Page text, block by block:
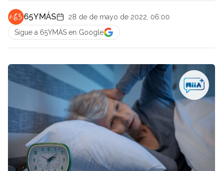
65YMÁS
28 de de mayo de 2022, 06:00
Sigue a 65YMÁS en Google